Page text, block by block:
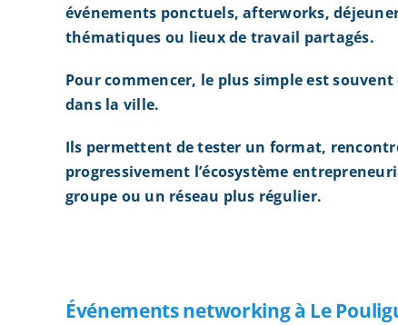
événements ponctuels, afterworks,
thématiques ou lieux de travail partagés.
Pour commencer, le plus simple est
dans la ville.
Ils permettent de tester un format,
progressivement l’écosystème
groupe ou un réseau plus régulier.
Événements networking à Le